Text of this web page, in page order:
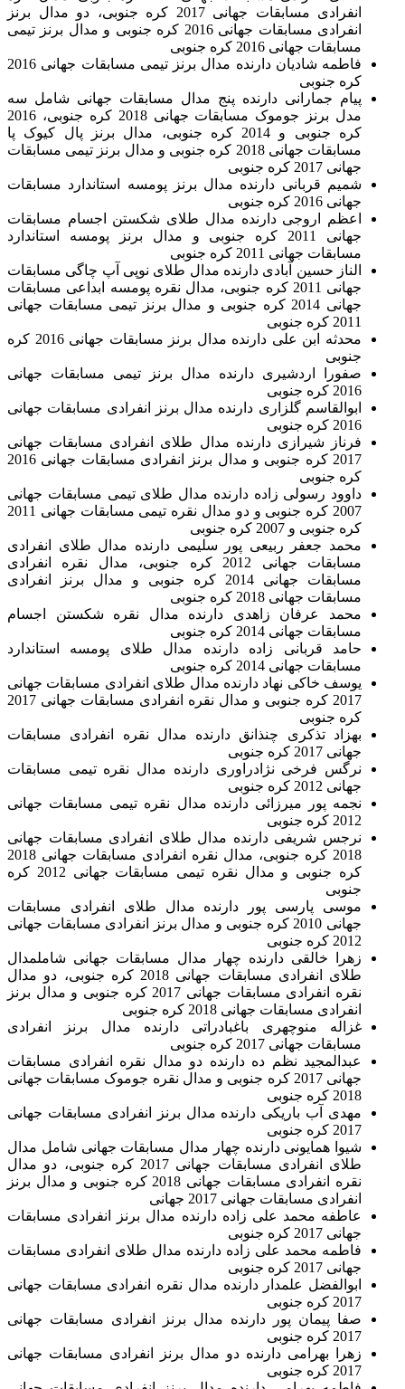
انفرادی مسابقات جهانی 2017 کره جنوبی، دو مدال برنز
انفرادی مسابقات جهانی 2016 کره جنوبی و مدال برنز تیمی
مسابقات جهانی 2016 کره جنوبی
فاطمه شادیان دارنده مدال برنز تیمی مسابقات جهانی 2016
کره جنوبی
پیام جمارانی دارنده پنج مدال مسابقات جهانی شامل سه
مدل برنز جوموک مسابقات جهانی 2018 کره جنوبی، 2016
کره جنوبی و 2014 کره جنوبی، مدال برنز پال کیوک پا
مسابقات جهانی 2018 کره جنوبی و مدال برنز تیمی مسابقات
جهانی 2017 کره جنوبی
شمیم قربانی دارنده مدال برنز پومسه استاندارد مسابقات
جهانی 2016 کره جنوبی
اعظم اروجی دارنده مدال طلای شکستن اجسام مسابقات
جهانی 2011 کره جنوبی و مدال برنز پومسه استاندارد
مسابقات جهانی 2011 کره جنوبی
الناز حسین آبادی دارنده مدال طلای نوپی آپ چاگی مسابقات
جهانی 2011 کره جنوبی، مدال نقره پومسه ابداعی مسابقات
جهانی 2014 کره جنوبی و مدال برنز تیمی مسابقات جهانی
2011 کره جنوبی
محدثه ابن علی دارنده مدال برنز مسابقات جهانی 2016 کره
جنوبی
صفورا اردشیری دارنده مدال برنز تیمی مسابقات جهانی
2016 کره جنوبی
ابوالقاسم گلزاری دارنده مدال برنز انفرادی مسابقات جهانی
2016 کره جنوبی
فرناز شیرازی دارنده مدال طلای انفرادی مسابقات جهانی
2017 کره جنوبی و مدال برنز انفرادی مسابقات جهانی 2016
کره جنوبی
داوود رسولی زاده دارنده مدال طلای تیمی مسابقات جهانی
2007 کره جنوبی و دو مدال نقره تیمی مسابقات جهانی 2011
کره جنوبی و 2007 کره جنوبی
محمد جعفر ربیعی پور سلیمی دارنده مدال طلای انفرادی
مسابقات جهانی 2012 کره جنوبی، مدال نقره انفرادی
مسابقات جهانی 2014 کره جنوبی و مدال برنز انفرادی
مسابقات جهانی 2018 کره جنوبی
محمد عرفان زاهدی دارنده مدال نقره شکستن اجسام
مسابقات جهانی 2014 کره جنوبی
حامد قربانی زاده دارنده مدال طلای پومسه استاندارد
مسابقات جهانی 2014 کره جنوبی
یوسف خاکی نهاد دارنده مدال طلای انفرادی مسابقات جهانی
2017 کره جنوبی و مدال نقره انفرادی مسابقات جهانی 2017
کره جنوبی
بهزاد تذکری چنذانق دارنده مدال نقره انفرادی مسابقات
جهانی 2017 کره جنوبی
نرگس فرخی نژادراوری دارنده مدال نقره تیمی مسابقات
جهانی 2012 کره جنوبی
نجمه پور میرزائی دارنده مدال نقره تیمی مسابقات جهانی
2012 کره جنوبی
نرجس شریفی دارنده مدال طلای انفرادی مسابقات جهانی
2018 کره جنوبی، مدال نقره انفرادی مسابقات جهانی 2018
کره جنوبی و مدال نقره تیمی مسابقات جهانی 2012 کره
جنوبی
موسی پارسی پور دارنده مدال طلای انفرادی مسابقات
جهانی 2010 کره جنوبی و مدال برنز انفرادی مسابقات جهانی
2012 کره جنوبی
زهرا خالقی دارنده چهار مدال مسابقات جهانی شاملمدال
طلای انفرادی مسابقات جهانی 2018 کره جنوبی، دو مدال
نقره انفرادی مسابقات جهانی 2017 کره جنوبی و مدال برنز
انفرادی مسابقات جهانی 2018 کره جنوبی
غزاله منوچهری باغبادراتی دارنده مدال برنز انفرادی
مسابقات جهانی 2017 کره جنوبی
عبدالمجید نظم ده دارنده دو مدال نقره انفرادی مسابقات
جهانی 2017 کره جنوبی و مدال نقره جوموک مسابقات جهانی
2018 کره جنوبی
مهدی آب باریکی دارنده مدال برنز انفرادی مسابقات جهانی
2017 کره جنوبی
شیوا همایونی دارنده چهار مدال مسابقات جهانی شامل مدال
طلای انفرادی مسابقات جهانی 2017 کره جنوبی، دو مدال
نقره انفرادی مسابقات جهانی 2018 کره جنوبی و مدال برنز
انفرادی مسابقات جهانی 2017 جهانی
عاطفه محمد علی زاده دارنده مدال برنز انفرادی مسابقات
جهانی 2017 کره جنوبی
فاطمه محمد علی زاده دارنده مدال طلای انفرادی مسابقات
جهانی 2017 کره جنوبی
ابوالفضل علمدار دارنده مدال نقره انفرادی مسابقات جهانی
2017 کره جنوبی
صفا پیمان پور دارنده مدال برنز انفرادی مسابقات جهانی
2017 کره جنوبی
زهرا بهرامی دارنده دو مدال برنز انفرادی مسابقات جهانی
2017 کره جنوبی